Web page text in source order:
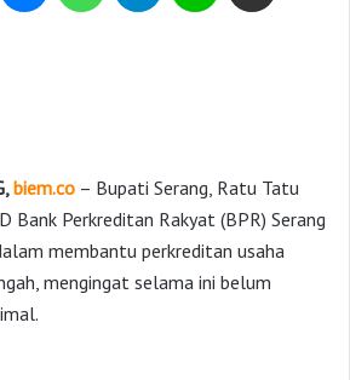
biem.co – Bupati Serang, Ratu Tatu
Bank Perkreditan Rakyat (BPR) Serang
membantu perkreditan usaha
mengingat selama ini belum